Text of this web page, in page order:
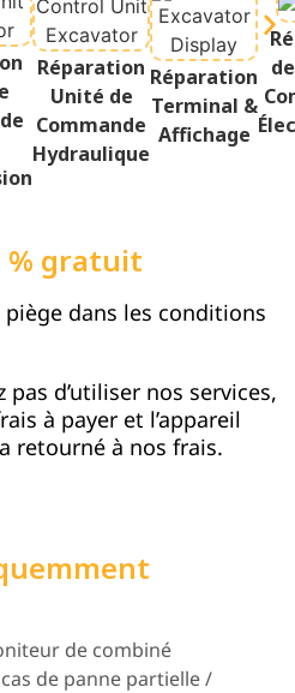
Réparation
Unité de
Commande
Hydraulique
Réparation
Terminal &
Affichage
% gratuit
dans les conditions
pas d’utiliser nos services,
à payer et l’appareil
retourné à nos frais.
de combiné
de panne partielle /